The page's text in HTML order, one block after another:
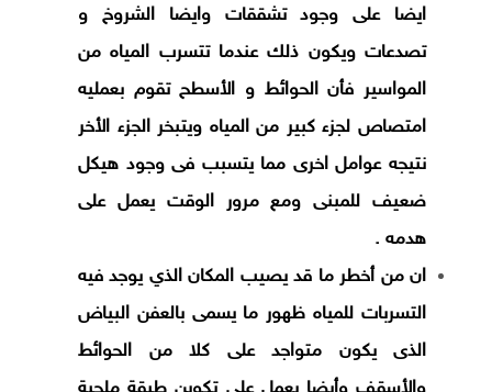
ايضا على وجود تشققات وايضا الشروخ و
تصدعات ويكون ذلكعندما تتسرب المياه من
المواسير فأن الحوائط و الأسطح تقوم بعمليه
امتصاص لجزء كبير من المياه ويتبخر الجزء الأخر
نتيجه عوامل اخرى مما يتسبب فى وجود هيكل
ضعيف للمبنى ومع مرور الوقت يعمل على
هدمه .
ان من أخطر ما قد يصيب المكان الذي يوجد فيه
التسربات للمياه ظهور ما يسمى بالعفن البياض
الذى يكون متواجد على كلا من الحوائط